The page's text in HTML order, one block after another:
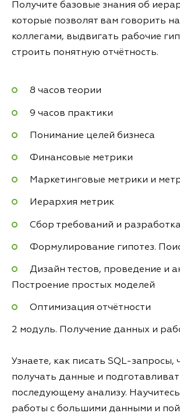
Получите базовые знания об
которые позволят вам говорить
коллегами, выдвигать рабочие
строить понятную отчётность.
8 часов теории
9 часов практики
Понимание целей бизнеса
Финансовые метрики
Маркетинговые метрики и
Иерархия метрик
Сбор требований и
Формулирование гипотез.
Дизайн тестов, проведение и
Построение простых моделей
Оптимизация отчётности
2 модуль. Получение данных и
Узнаете, как писать SQL-запросы,
получать данные и
последующему анализу.
работы с большими данными и